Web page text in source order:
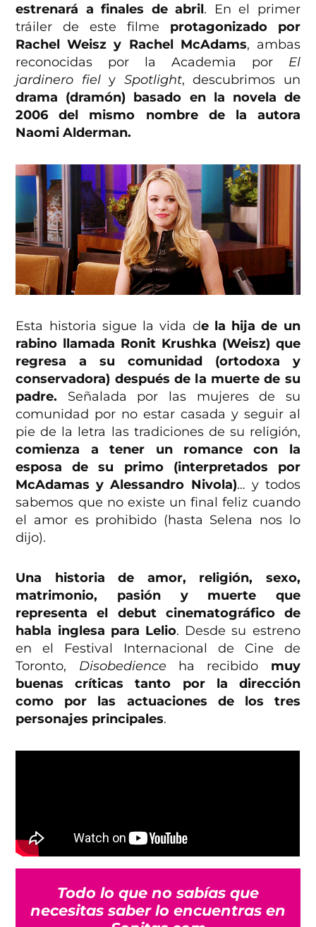
estrenará a finales de abril. En el primer
tráiler de este filme protagonizado por
Rachel Weisz y Rachel McAdams, ambas
reconocidas por la Academia por El
jardinero fiely Spotlight, descubrimos un
drama (dramón) basado en la novela de
2006 del mismo nombre de la autora
Naomi Alderman.
Esta historia sigue la vida de la hija de un
rabino llamada Ronit Krushka (Weisz) que
regresa a su comunidad (ortodoxa y
conservadora) después de la muerte de su
padre. Señalada por las mujeres de su
comunidad por no estar casada y seguir al
pie de la letra las tradiciones de su religión,
comienza a tener un romance con la
esposa de su primo (interpretados por
McAdamas y Alessandro Nivola)… y todos
sabemos que no existe un final feliz cuando
el amor es prohibido (hasta Selena nos lo
dijo).
Una historia de amor, religión, sexo,
matrimonio, pasión y muerte que
representa el debut cinematográfico de
habla inglesa para Lelio. Desde su estreno
en el Festival Internacional de Cine de
Toronto, Disobedience ha recibido muy
buenas críticas tanto por la dirección
como por las actuaciones de los tres
personajes principales.
Todo lo que no sabías que
necesitas saber lo encuentras en